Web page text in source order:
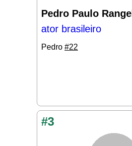
Pedro Paulo Rangel
ator brasileiro
Pedro #22
#3